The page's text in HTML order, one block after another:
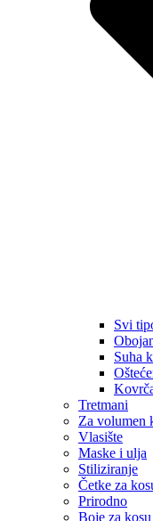
Svi
Suha
Tretmani
Za volumen
Vlasište
Maske i ulja
Stiliziranje
Četke za
Prirodno
Boje za kosu